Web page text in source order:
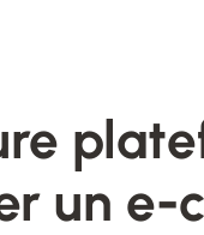
un e-